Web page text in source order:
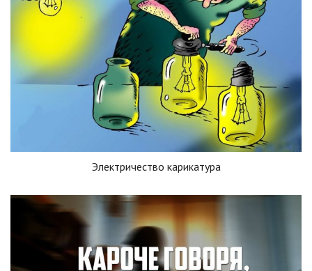
Электричество карикатура